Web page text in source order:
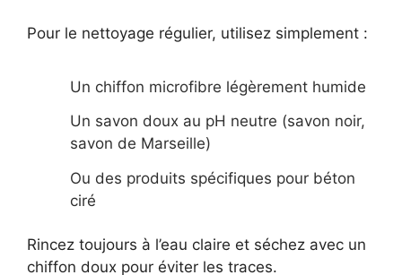
Pour le nettoyage régulier, utilisez simplement :
Un chiffon microfibre légèrement humide
Un savon doux au pH neutre (savon noir,
savon de Marseille)
Ou des produits spécifiques pour béton
ciré
Rincez toujours à l’eau claire et séchez avec un
chiffon doux pour éviter les traces.